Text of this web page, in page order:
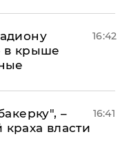
в крыше
16:42
–
власти
16:41